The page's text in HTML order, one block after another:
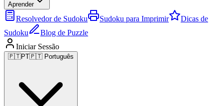
Aprender
Resolvedor de Sudoku Sudoku para Imprimir
Dicas de
Sudoku
Blog de Puzzle
Iniciar Sessão
🇵🇹PT🇵🇹 Português